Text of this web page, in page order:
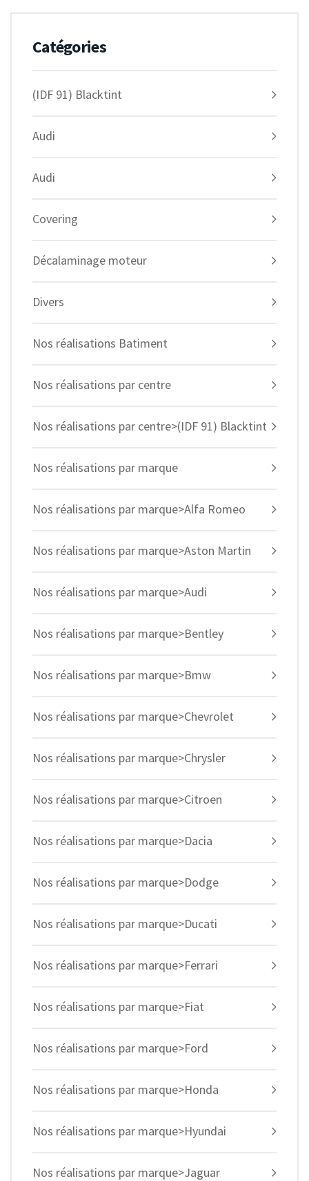
Catégories
(IDF 91) Blacktint
Audi
Audi
Covering
Décalaminage moteur
Divers
Nos réalisations Batiment
Nos réalisations par centre
Nos réalisations par centre>(IDF 91) Blacktint
Nos réalisations par marque
Nos réalisations par marque>Alfa Romeo
Nos réalisations par marque>Aston Martin
Nos réalisations par marque>Audi
Nos réalisations par marque>Bentley
Nos réalisations par marque>Bmw
Nos réalisations par marque>Chevrolet
Nos réalisations par marque>Chrysler
Nos réalisations par marque>Citroen
Nos réalisations par marque>Dacia
Nos réalisations par marque>Dodge
Nos réalisations par marque>Ducati
Nos réalisations par marque>Ferrari
Nos réalisations par marque>Fiat
Nos réalisations par marque>Ford
Nos réalisations par marque>Honda
Nos réalisations par marque>Hyundai
Nos réalisations par marque>Jaguar